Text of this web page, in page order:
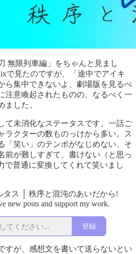
無限列車編」をちゃんと見まし
で見たのですが、「途中でアイキ
ら集中できないよ、劇場版を見るべ
注意喚起されたものの、なるべく一
ました。
て未消化なステータスです。一話ご
ラクターの数ものっけから多い。ス
「笑い」のテンポがなじめない、そ
前が難しすぎて、書けない（と思っ
で普通に変換してくれて笑いまし
タス │ 秩序と混沌のあいだから!
new posts and support my work.
登録
すが、感想文を書いて送らないとい